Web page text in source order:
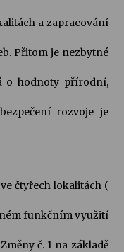
a zapracování
Přitom je nezbytné
o hodnoty přírodní,
rozvoje je
čtyřech lokalitách (
funkčním využití
č. 1 na základě